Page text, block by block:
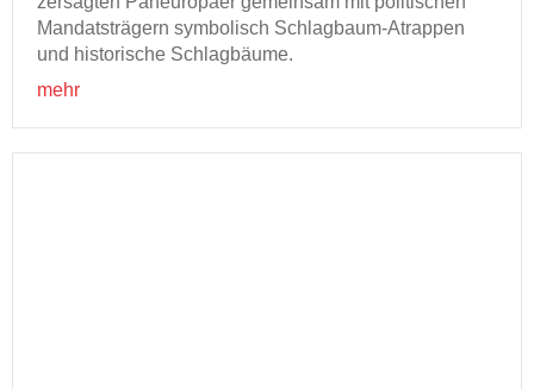
Man­dats­trä­gern sym­bo­lisch Schlagbaum-​Atrappen
und his­to­ri­sche Schlag­bäu­me.
mehr